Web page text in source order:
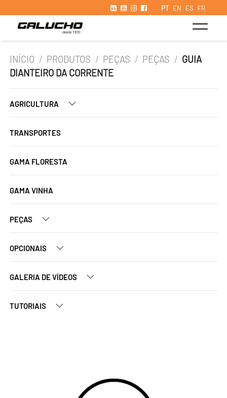
PT EN ES FR
INÍCIO / PRODUTOS / PEÇAS / PEÇAS / GUIA
DIANTEIRO DA CORRENTE
AGRICULTURA
TRANSPORTES
GAMA FLORESTA
GAMA VINHA
PEÇAS
OPCIONAIS
GALERIA DE VÍDEOS
TUTORIAIS